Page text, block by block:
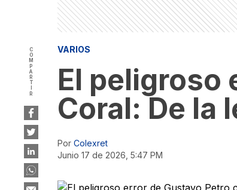
COMPARTIR VARIOS
El peligroso
Coral: De la
Por Colexret
junio 17 de 2026, 5:47 PM